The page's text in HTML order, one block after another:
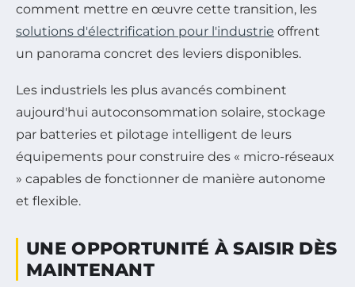
comment mettre en œuvre cette transition, les
solutions d'électrification pour l'industrie offrent
un panorama concret des leviers disponibles.
Les industriels les plus avancés combinent
aujourd'hui autoconsommation solaire, stockage
par batteries et pilotage intelligent de leurs
équipements pour construire des « micro-réseaux
» capables de fonctionner de manière autonome
et flexible.
UNE OPPORTUNITÉ À SAISIR DÈS
MAINTENANT